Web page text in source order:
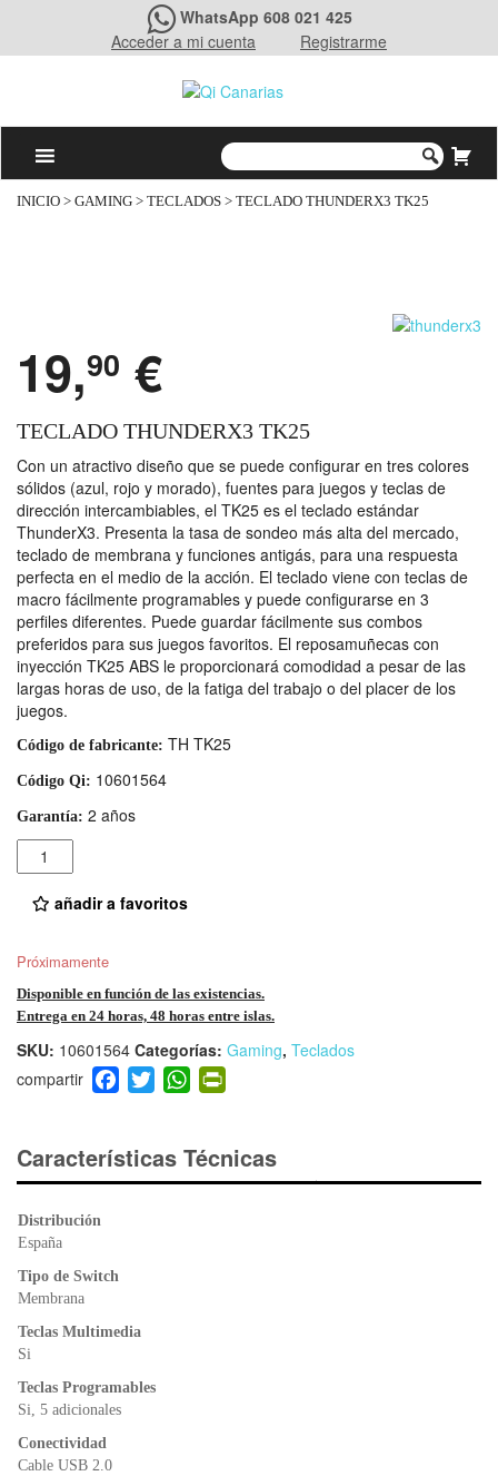
WhatsApp 608 021 425
Acceder a mi cuenta
Registrarme
INICIO > GAMING > TECLADOS > TECLADO THUNDERX3 TK25
19,90 €
TECLADO THUNDERX3 TK25
Con un atractivo diseño que se puede configurar en tres colores
sólidos (azul, rojo y morado), fuentes para juegos y teclas de
dirección intercambiables, el TK25 es el teclado estándar
ThunderX3. Presenta la tasa de sondeo más alta del mercado,
teclado de membrana y funciones antigás, para una respuesta
perfecta en el medio de la acción. El teclado viene con teclas de
macro fácilmente programables y puede configurarse en 3
perfiles diferentes. Puede guardar fácilmente sus combos
preferidos para sus juegos favoritos. El reposamuñecas con
inyección TK25 ABS le proporcionará comodidad a pesar de las
largas horas de uso, de la fatiga del trabajo o del placer de los
juegos.
Código de fabricante: TH TK25
Código Qi: 10601564
Garantía: 2 años
Cantidad
añadir a favoritos
Próximamente
Disponible en función de las existencias.
Entrega en 24 horas, 48 horas entre islas.
SKU: 10601564 Categorías: Gaming, Teclados
F
a
e
b
T
wi
er
W
h
s
A
ri
e
Características Técnicas
Distribución
España
Tipo de Switch
Membrana
Teclas Multimedia
Si
Teclas Programables
Si, 5 adicionales
Conectividad
Cable USB 2.0